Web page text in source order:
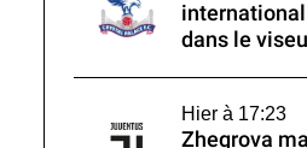
dans le
Hier à 17:23
Zhegrova